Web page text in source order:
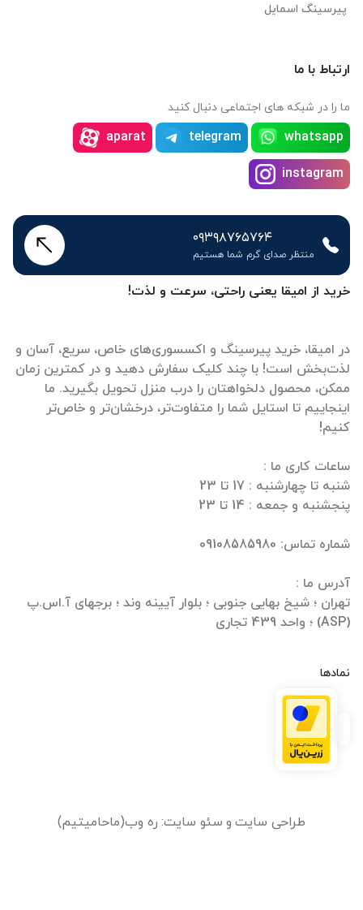
خرید از امیقا یعنی راحتی، سرعت و لذت!
در امیقا، خرید پیرسینگ و اکسسوری‌های خاص، سریع، آسان و
لذت‌بخش است! با چند کلیک سفارش دهید و در کمترین زمان
ممکن، محصول دلخواهتان را درب منزل تحویل بگیرید. ما
اینجاییم تا استایل شما را متفاوت‌تر، درخشان‌تر و خاص‌تر
تهران ؛ شیخ بهایی جنوبی ؛ بلوار آیینه وند ؛ برجهای آ.اس.پ
(ASP) ؛ واحد 439 تجاری
نمادها
پیرسینگ اسمایل
ارتباط با ما
ما را در شبکه های اجتماعی دنبال کنید
whatsapp
telegram
aparat
instagram
۰۹۳۹۸۷۶۵۷۶۴
منتظر صدای گرم شما هستیم
طراحی سایت و سئو سایت: ره وب(ماحامیتیم)